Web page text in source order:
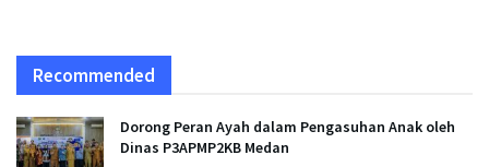
Recommended
Dorong Peran Ayah dalam Pengasuhan Anak oleh
Dinas P3APMP2KB Medan